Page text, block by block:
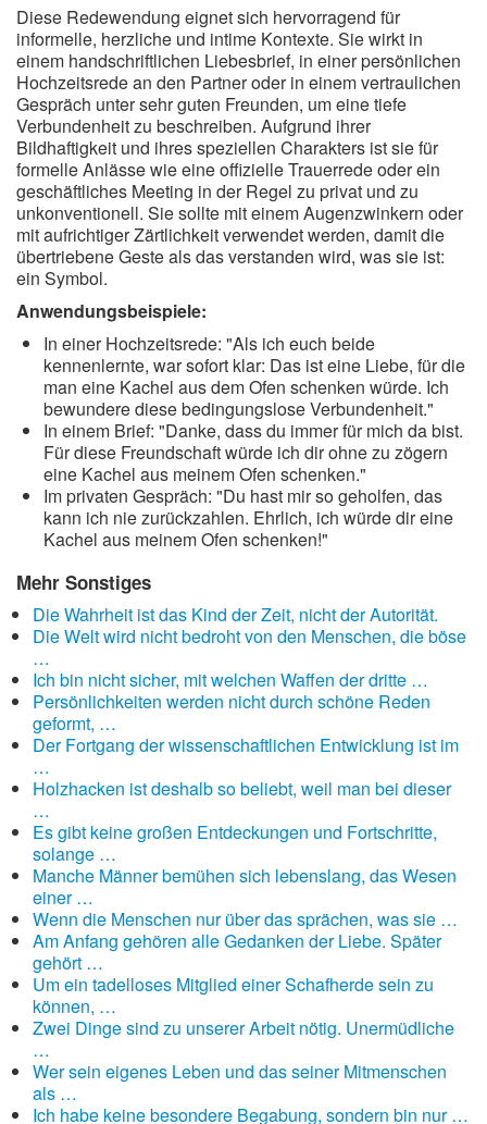
Diese Redewendung eignet sich hervorragend für
informelle, herzliche und intime Kontexte. Sie wirkt in
einem handschriftlichen Liebesbrief, in einer persönlichen
Hochzeitsrede an den Partner oder in einem vertraulichen
Gespräch unter sehr guten Freunden, um eine tiefe
Verbundenheit zu beschreiben. Aufgrund ihrer
Bildhaftigkeit und ihres speziellen Charakters ist sie für
formelle Anlässe wie eine offizielle Trauerrede oder ein
geschäftliches Meeting in der Regel zu privat und zu
unkonventionell. Sie sollte mit einem Augenzwinkern oder
mit aufrichtiger Zärtlichkeit verwendet werden, damit die
übertriebene Geste als das verstanden wird, was sie ist:
ein Symbol.
Anwendungsbeispiele:
In einer Hochzeitsrede: "Als ich euch beide
kennenlernte, war sofort klar: Das ist eine Liebe, für die
man eine Kachel aus dem Ofen schenken würde. Ich
bewundere diese bedingungslose Verbundenheit."
In einem Brief: "Danke, dass du immer für mich da bist.
Für diese Freundschaft würde ich dir ohne zu zögern
eine Kachel aus meinem Ofen schenken."
Im privaten Gespräch: "Du hast mir so geholfen, das
kann ich nie zurückzahlen. Ehrlich, ich würde dir eine
Kachel aus meinem Ofen schenken!"
Mehr Sonstiges
Die Wahrheit ist das Kind der Zeit, nicht der Autorität.
Die Welt wird nicht bedroht von den Menschen, die böse
…
Ich bin nicht sicher, mit welchen Waffen der dritte …
Persönlichkeiten werden nicht durch schöne Reden
geformt, …
Der Fortgang der wissenschaftlichen Entwicklung ist im
…
Holzhacken ist deshalb so beliebt, weil man bei dieser
…
Es gibt keine großen Entdeckungen und Fortschritte,
solange …
Manche Männer bemühen sich lebenslang, das Wesen
einer …
Wenn die Menschen nur über das sprächen, was sie …
Am Anfang gehören alle Gedanken der Liebe. Später
gehört …
Um ein tadelloses Mitglied einer Schafherde sein zu
können, …
Zwei Dinge sind zu unserer Arbeit nötig. Unermüdliche
…
Wer sein eigenes Leben und das seiner Mitmenschen
als …
Ich habe keine besondere Begabung, sondern bin nur …